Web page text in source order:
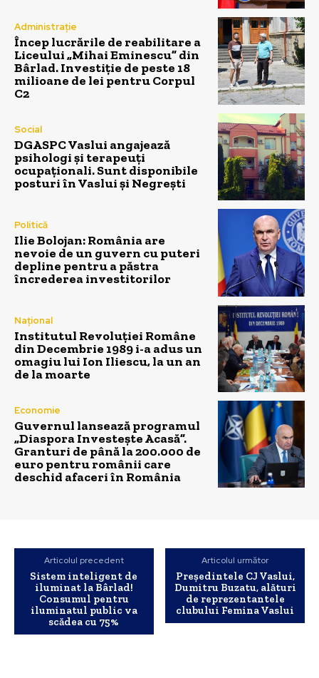
Administrație
Încep lucrările de reabilitare a
Liceului „Mihai Eminescu” din
Bârlad. Investiție de peste 18
milioane de lei pentru Corpul
C2
Social
DGASPC Vaslui angajează
psihologi și terapeuți
ocupaționali. Sunt disponibile
posturi în Vaslui și Negrești
Politică
Ilie Bolojan: România are
nevoie de un guvern cu puteri
depline pentru a păstra
încrederea investitorilor
Național
Institutul Revoluției Române
din Decembrie 1989 i-a adus un
omagiu lui Ion Iliescu, la un an
de la moarte
Economie
Guvernul lansează programul
„Diaspora Investește Acasă”.
Granturi de până la 200.000 de
euro pentru românii care
deschid afaceri în România
Articolul precedent
Sistem inteligent de
iluminat la Bârlad!
Consumul pentru
iluminatul public va
scădea cu 75%
Articolul următor
Președintele CJ Vaslui,
Dumitru Buzatu, alături
de reprezentantele
clubului Femina Vaslui